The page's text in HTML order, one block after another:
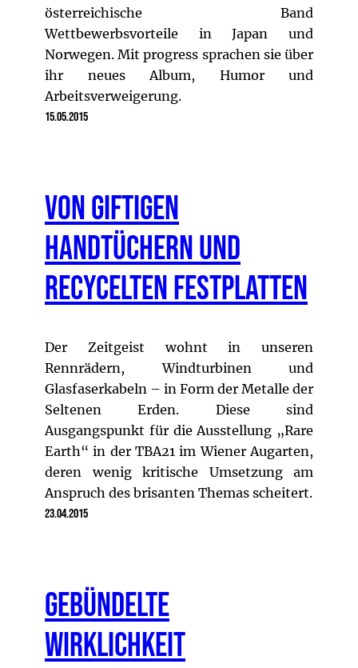
österreichische Band
Wettbewerbsvorteile in Japan und
Norwegen. Mit progress sprachen sie über
ihr neues Album, Humor und
Arbeitsverweigerung.
15.05.2015
Von giftigen
Handtüchern und
recycelten Festplatten
Der Zeitgeist wohnt in unseren
Rennrädern, Windturbinen und
Glasfaserkabeln – in Form der Metalle der
Seltenen Erden. Diese sind
Ausgangspunkt für die Ausstellung „Rare
Earth“ in der TBA21 im Wiener Augarten,
deren wenig kritische Umsetzung am
Anspruch des brisanten Themas scheitert.
23.04.2015
Gebündelte
Wirklichkeit